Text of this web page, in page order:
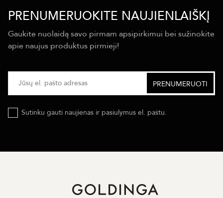
PRENUMERUOKITE NAUJIENLAIŠKĮ
Gaukite nuolaidą savo pirmam apsipirkimui bei sužinokite
apie naujus produktus pirmieji!
Sutinku gauti naujienas ir pasiulymus el. paštu.